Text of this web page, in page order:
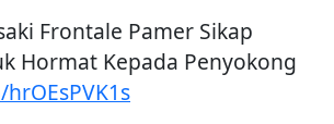
Frontale Pamer Sikap
Hormat Kepada Penyokong